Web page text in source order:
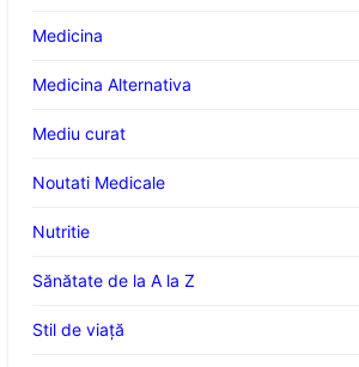
Medicina
Medicina Alternativa
Mediu curat
Noutati Medicale
Nutritie
Sănătate de la A la Z
Stil de viaţă